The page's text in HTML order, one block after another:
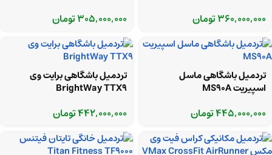
360,000,000تومان 305,000,000تومان
تردمیل باشگاهی ماسل
اسپیریت MS90A
445,000,000تومان
تردمیل باشگاهی برایت وی
BrightWay TTX9
442,000,000تومان